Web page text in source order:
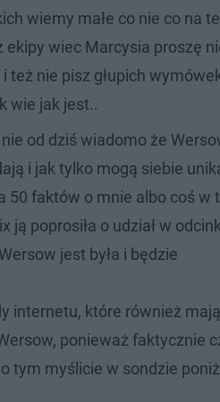
wiemy małe co nie co na
ekipy wiec Marcysia proszę
też nie pisz głupich
wie jak jest..
od dziś wiadomo że
i jak tylko mogą siebie
50 faktów o mnie albo coś w
ją poprosiła o udział w
jest była i będzie
internetu, które również
ponieważ faktycznie
tym myślicie w sondzie